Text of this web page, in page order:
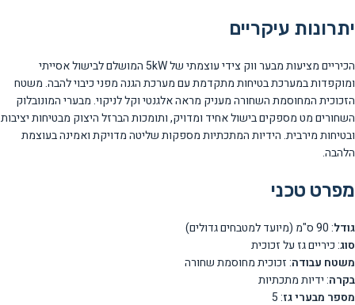
יתרונות עיקריים
הכיריים מציעות מבער ווק צידי עוצמתי של 5kW המושלם לבישול אסייתי
ומוקפדות במערכת בטיחות מתקדמת עם מערכת הגנה מפני כיבוי להבה. משטח
הזכוכית המחוסמת השחורה מעניק מראה אלגנטי וקל לניקוי. מבערי המונובלוק
השחורים מט מספקים בישול אחיד ומדויק, ותומכות הברזל היצוק מבטיחות יציבות
ובטיחות מירבית. הידיות המתכתיות מספקות שליטה מדויקת ואמינה בעוצמת
הלהבה.
מפרט טכני
גודל: 90 ס"מ (מיועד למטבחים גדולים)
סוג: כיריים גז על זכוכית
משטח עבודה: זכוכית מחוסמת שחורה
בקרה: ידיות מתכתיות
מספר מבערי גז: 5